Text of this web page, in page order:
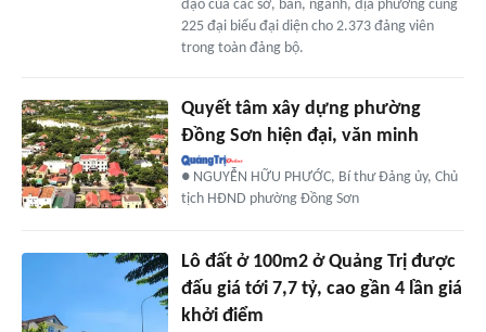
đạo của các sở, ban, ngành, địa phương cùng
225 đại biểu đại diện cho 2.373 đảng viên
trong toàn đảng bộ.
Quyết tâm xây dựng phường
Đồng Sơn hiện đại, văn minh
● NGUYỄN HỮU PHƯỚC, Bí thư Đảng ủy, Chủ
tịch HĐND phường Đồng Sơn
Lô đất ở 100m2 ở Quảng Trị được
đấu giá tới 7,7 tỷ, cao gần 4 lần giá
khởi điểm